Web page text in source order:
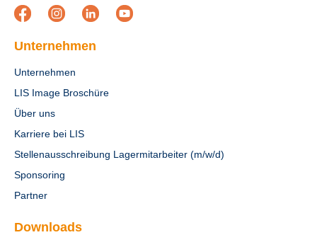
Unternehmen
Unternehmen
LIS Image Broschüre
Über uns
Karriere bei LIS
Stellenausschreibung Lagermitarbeiter (m/w/d)
Sponsoring
Partner
Downloads